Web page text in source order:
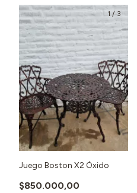
1/3
Juego Boston X2 Óxido
$850.000,00